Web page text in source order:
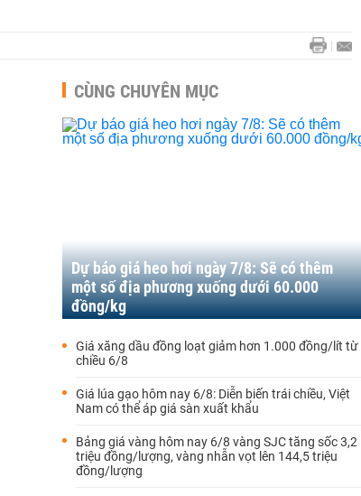
CÙNG CHUYÊN MỤC
Dự báo giá heo hơi ngày 7/8: Sẽ có thêm
một số địa phương xuống dưới 60.000
đồng/kg
Giá xăng dầu đồng loạt giảm hơn 1.000 đồng/lít từ
chiều 6/8
Giá lúa gạo hôm nay 6/8: Diễn biến trái chiều, Việt
Nam có thể áp giá sàn xuất khẩu
Bảng giá vàng hôm nay 6/8 vàng SJC tăng sốc 3,2
triệu đồng/lượng, vàng nhẫn vọt lên 144,5 triệu
đồng/lượng